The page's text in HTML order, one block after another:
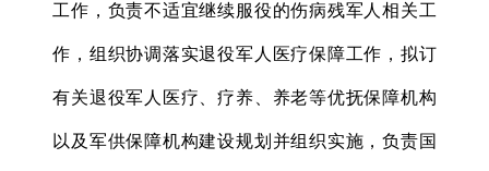
工作，负责不适宜继续服役的伤病残军人相关工
作，组织协调落实退役军人医疗保障工作，拟订
有关退役军人医疗、疗养、养老等优抚保障机构
以及军供保障机构建设规划并组织实施，负责国